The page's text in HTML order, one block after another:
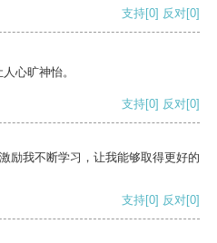
支持[0] 反对[0]
心旷神怡。
支持[0] 反对[0]
励我不断学习，让我能够取得更好的
支持[0] 反对[0]